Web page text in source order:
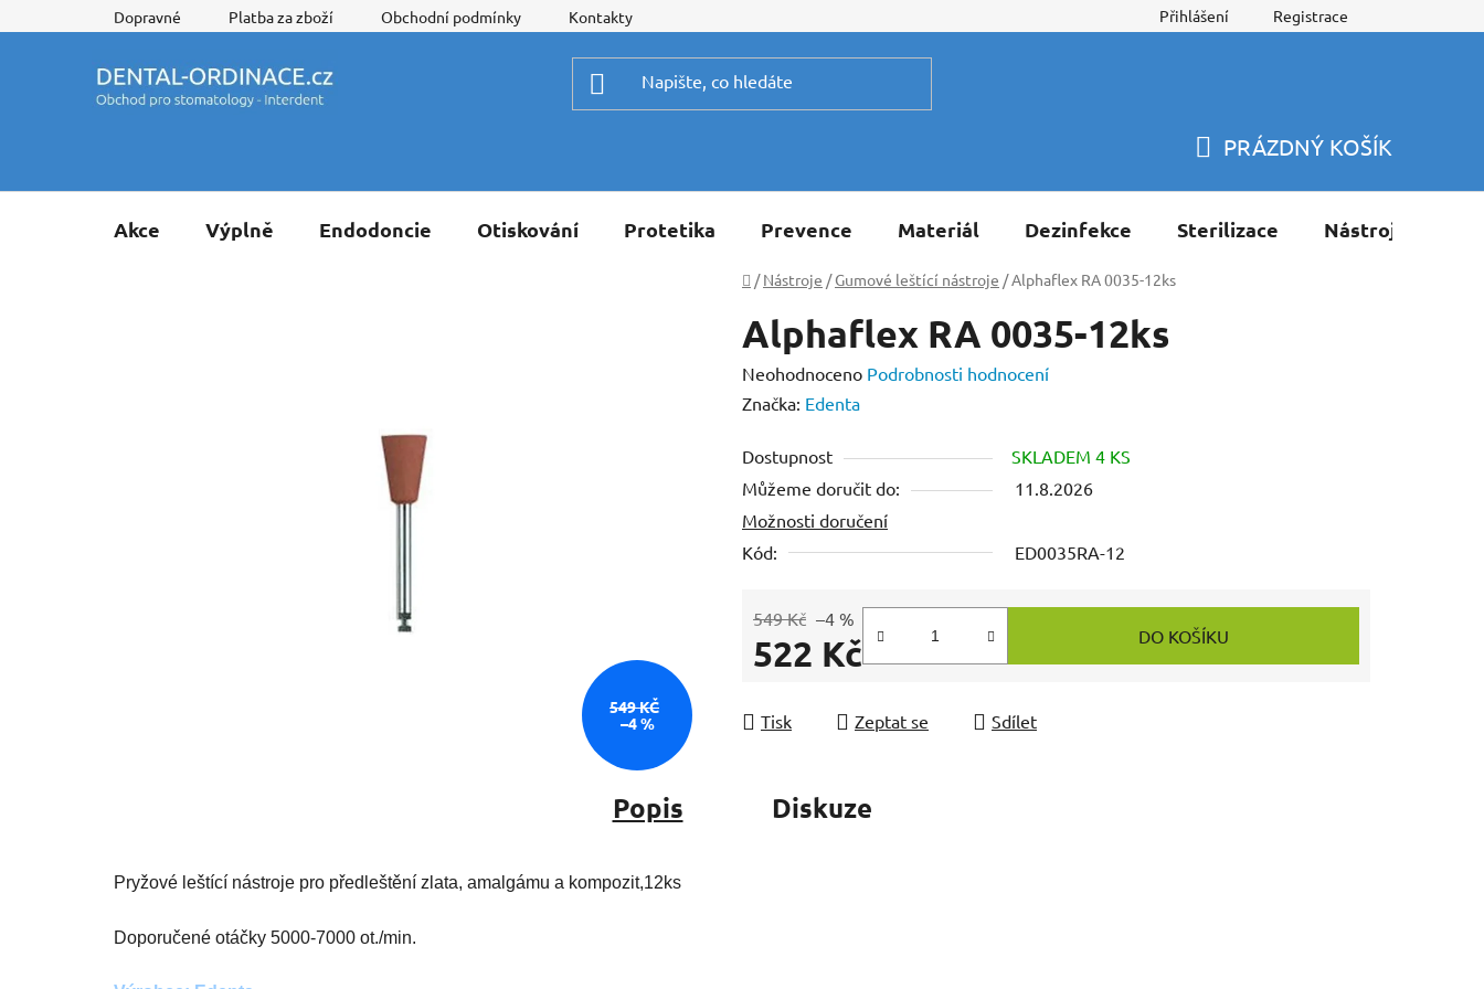
na
Dopravné Platba za zboží Obchodní podmínky Kontakty Přihlášení Registrace
KOŠÍK
PRÁZDNÝ KOŠÍK
Akce Výplně Endodoncie Otiskování Protetika Prevence Materiál Dezinfekce Sterilizace Nástroje
Domů
/ Nástroje / Gumové leštící nástroje /Alphaflex RA 0035-12ks
Alphaflex RA 0035-12ks
Průměrné
hodnocení
je
0,0
z
5
Neohodnoceno Podrobnosti hodnocení
Značka: Edenta
Dostupnost
SKLADEM 4 KS
Můžeme doručit do:
11.8.2026
Možnosti doručení
Kód:
ED0035RA-12
549 Kč –4 %
522 Kč DO KOŠÍKU
Tisk Zeptat se Sdílet
549 KČ
–4 %
Popis Diskuze
Pryžové leštící nástroje pro předleštění zlata, amalgámu a kompozit,12ks
Doporučené otáčky 5000-7000 ot./min.